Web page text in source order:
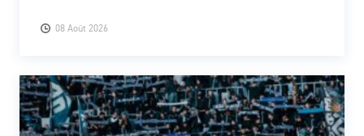
08 Août 2026